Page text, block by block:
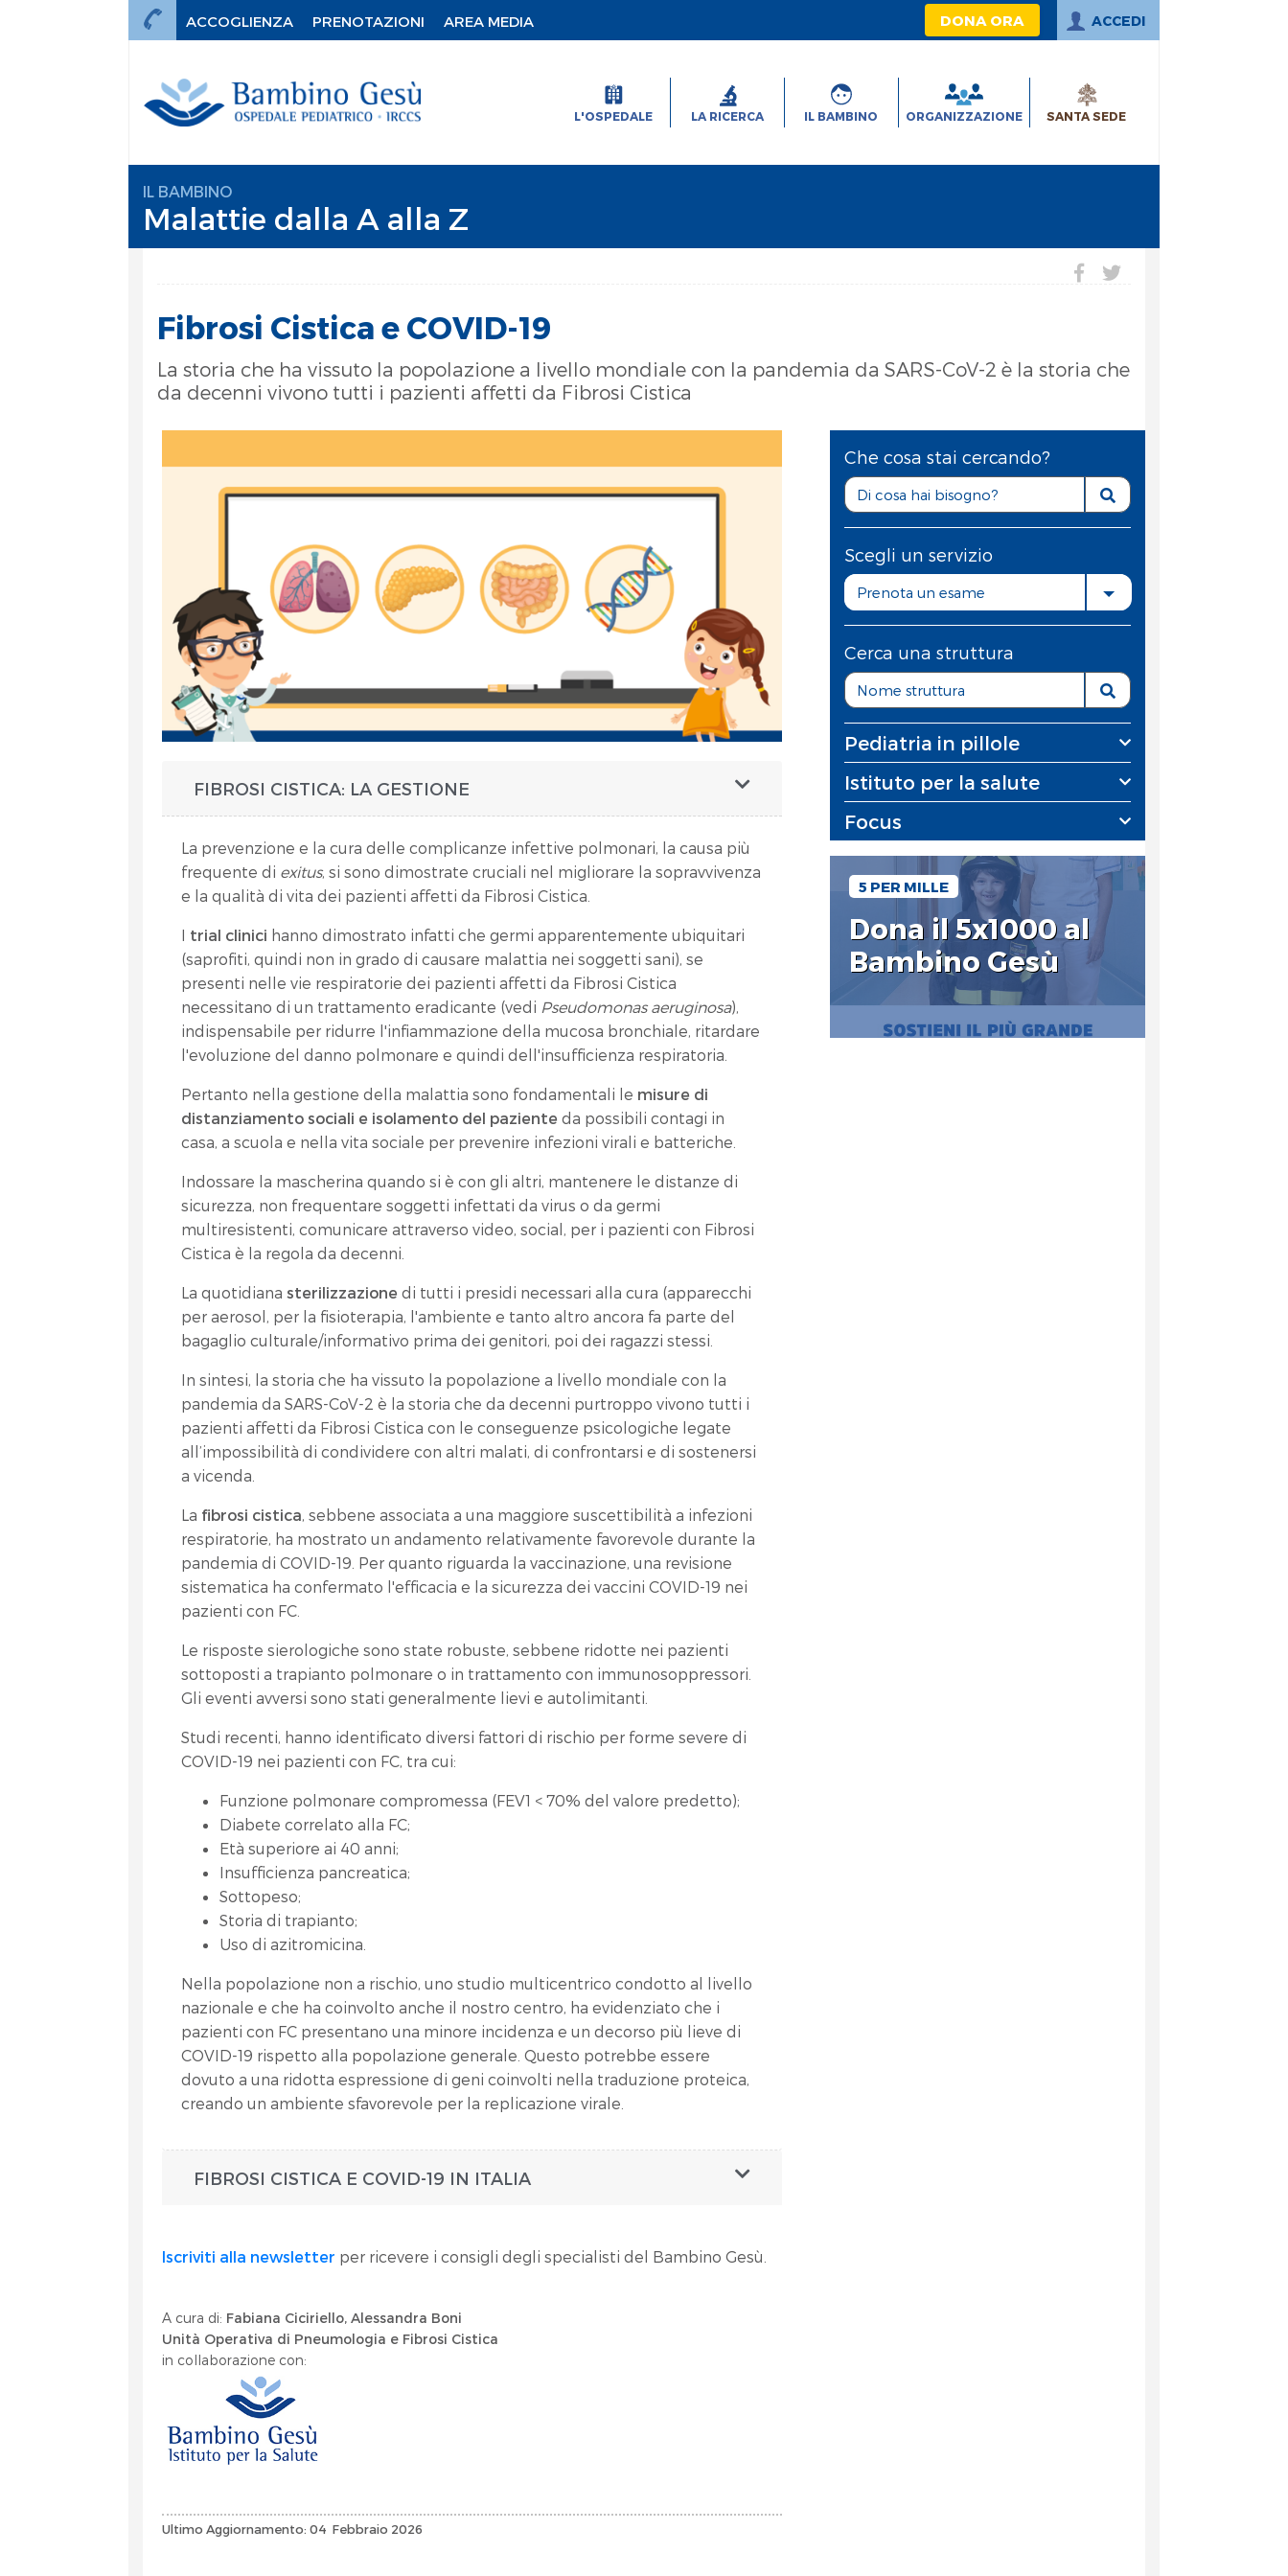
ACCOGLIENZA PRENOTAZIONI AREA MEDIA DONA ORA ACCEDI
L'OSPEDALE LA RICERCA IL BAMBINO ORGANIZZAZIONE SANTA SEDE
IL BAMBINO
Malattie dalla A alla Z
Fibrosi Cistica e COVID-19
La storia che ha vissuto la popolazione a livello mondiale con la pandemia da SARS-CoV-2 è la storia che
da decenni vivono tutti i pazienti affetti da Fibrosi Cistica
FIBROSI CISTICA: LA GESTIONE
La prevenzione e la cura delle complicanze infettive polmonari, la causa più
frequente di exitus, si sono dimostrate cruciali nel migliorare la sopravvivenza
e la qualità di vita dei pazienti affetti da Fibrosi Cistica.
I trial clinici hanno dimostrato infatti che germi apparentemente ubiquitari
(saprofiti, quindi non in grado di causare malattia nei soggetti sani), se
presenti nelle vie respiratorie dei pazienti affetti da Fibrosi Cistica
necessitano di un trattamento eradicante (vedi Pseudomonas aeruginosa),
indispensabile per ridurre l'infiammazione della mucosa bronchiale, ritardare
l'evoluzione del danno polmonare e quindi dell'insufficienza respiratoria.
Pertanto nella gestione della malattia sono fondamentali le misure di
distanziamento sociali e isolamento del pazienteda possibili contagi in
casa, a scuola e nella vita sociale per prevenire infezioni virali e batteriche.
Indossare la mascherina quando si è con gli altri, mantenere le distanze di
sicurezza, non frequentare soggetti infettati da virus o da germi
multiresistenti, comunicare attraverso video, social, per i pazienti con Fibrosi
Cistica è la regola da decenni.
La quotidianasterilizzazione di tutti i presidi necessari alla cura (apparecchi
per aerosol, per la fisioterapia, l'ambiente e tanto altro ancora fa parte del
bagaglio culturale/informativo prima dei genitori, poi dei ragazzi stessi.
In sintesi, la storia che ha vissuto la popolazione a livello mondiale con la
pandemia da SARS-CoV-2 è la storia che da decenni purtroppo vivono tutti i
pazienti affetti da Fibrosi Cistica con le conseguenze psicologiche legate
all’impossibilità di condividere con altri malati, di confrontarsi e di sostenersi
a vicenda.
La fibrosi cistica, sebbene associata a una maggiore suscettibilità a infezioni
respiratorie, ha mostrato un andamento relativamente favorevole durante la
pandemia di COVID-19. Per quanto riguarda la vaccinazione, una revisione
sistematica ha confermato l'efficacia e la sicurezza dei vaccini COVID-19 nei
pazienti con FC.
Le risposte sierologiche sono state robuste, sebbene ridotte nei pazienti
sottoposti a trapianto polmonare o in trattamento con immunosoppressori.
Gli eventi avversi sono stati generalmente lievi e autolimitanti.
Studi recenti, hanno identificato diversi fattori di rischio per forme severe di
COVID-19 nei pazienti con FC, tra cui:
Funzione polmonare compromessa (FEV1 < 70% del valore predetto);
Diabete correlato alla FC;
Età superiore ai 40 anni;
Insufficienza pancreatica;
Sottopeso;
Storia di trapianto;
Uso di azitromicina.
Nella popolazione non a rischio, uno studio multicentrico condotto al livello
nazionale e che ha coinvolto anche il nostro centro, ha evidenziato che i
pazienti con FC presentano una minore incidenza e un decorso più lieve di
COVID-19 rispetto alla popolazione generale. Questo potrebbe essere
dovuto a una ridotta espressione di geni coinvolti nella traduzione proteica,
creando un ambiente sfavorevole per la replicazione virale.
FIBROSI CISTICA E COVID-19 IN ITALIA
Iscriviti alla newsletter per ricevere i consigli degli specialisti del Bambino Gesù.
A cura di: Fabiana Ciciriello, Alessandra Boni
Unità Operativa di Pneumologia e Fibrosi Cistica
in collaborazione con:
Ultimo Aggiornamento: 04 Febbraio 2026
Che cosa stai cercando?
Scegli un servizio
Prenota un esame
Cerca una struttura
Pediatria in pillole
Istituto per la salute
Focus
5 PER MILLE
Dona il 5x1000 al
Bambino Gesù